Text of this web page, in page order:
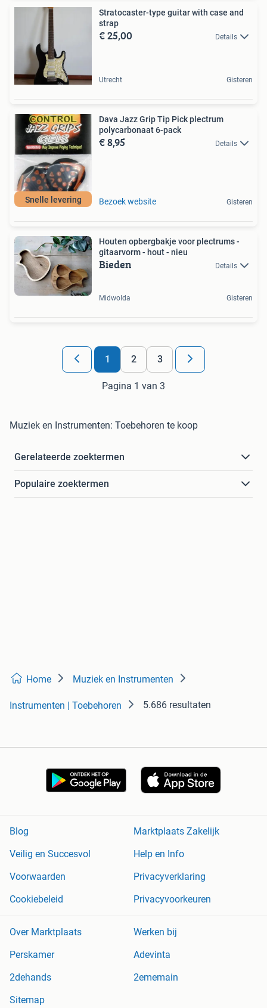
Stratocaster-type guitar with case and
strap
€ 25,00 Details
Utrecht Gisteren
Snelle levering
Dava Jazz Grip Tip Pick plectrum
polycarbonaat 6-pack
€ 8,95 Details
Bezoek website Gisteren
Houten opbergbakje voor plectrums -
gitaarvorm - hout - nieu
Bieden Details
Midwolda Gisteren
1 2 3
Pagina 1 van 3
Muziek en Instrumenten: Toebehoren te koop
Gerelateerde zoektermen
Populaire zoektermen
Home Muziek en Instrumenten
Instrumenten | Toebehoren 5.686 resultaten
Blog
Marktplaats Zakelijk
Veilig en Succesvol
Help en Info
Voorwaarden
Privacyverklaring
Cookiebeleid
Privacyvoorkeuren
Over Marktplaats
Werken bij
Perskamer
Adevinta
2dehands
2ememain
Sitemap